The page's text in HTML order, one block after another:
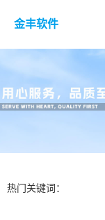
金丰软件
热门关键词：